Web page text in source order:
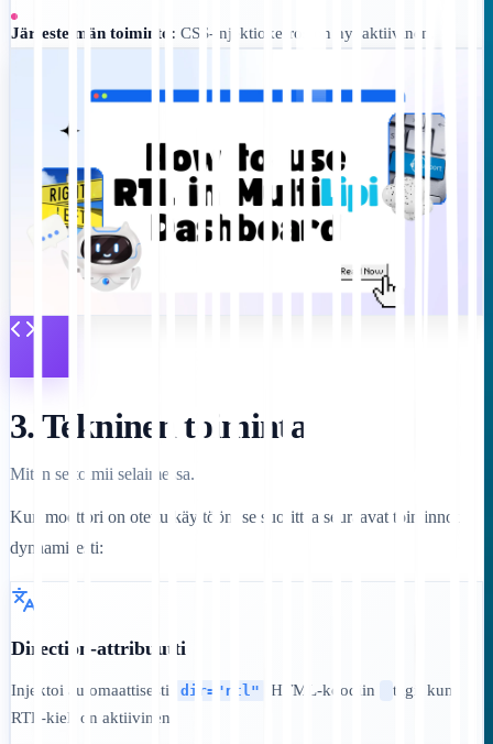
Järjestelmän toiminto: CSS-injektiokerros on nyt aktiivinen.
3. Tekninen toiminta
Miten se toimii selaimessa.
Kun moottori on otettu käyttöön, se suorittaa seuraavat toiminnot
dynaamisesti:
Direction-attribuutti
Injektoi automaattisesti dir="rtl" HTML-koodiin
tagi, kun
RTL-kieli on aktiivinen.